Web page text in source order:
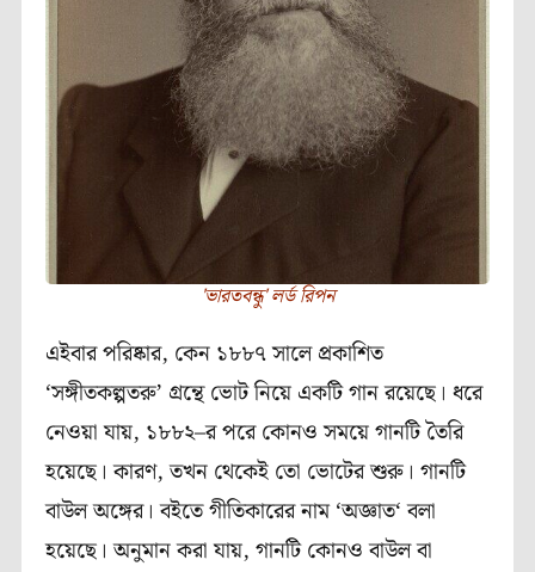
'ভারতবন্ধু' লর্ড রিপন
এইবারপরিষ্কার, কেন ১৮৮৭সালে প্রকাশিত
‘সঙ্গীতকল্পতরু’ গ্রন্থে ভোটনিয়ে একটিগানরয়েছে। ধরে
নেওয়া যায়, ১৮৮২–রপরে কোনও সময়েগানটিতৈরি
হয়েছে। কারণ,তখন থেকেই তো ভোটেরশুরু। গানটি
বাউলঅঙ্গের। বইতেগীতিকারেরনাম‘অজ্ঞাত‘বলা
হয়েছে। অনুমানকরাযায়, গানটি কোনও বাউলবা